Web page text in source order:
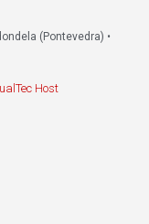
(Pontevedra) •
Host